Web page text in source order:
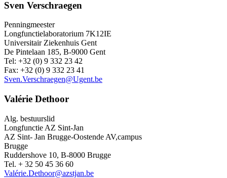
Sven Verschraegen
Penningmeester
Longfunctielaboratorium 7K12IE
Universitair Ziekenhuis Gent
De Pintelaan 185, B-9000 Gent
Tel: +32 (0) 9 332 23 42
Fax: +32 (0) 9 332 23 41
Sven.Verschraegen@Ugent.be
Valérie Dethoor
Alg. bestuurslid
Longfunctie AZ Sint-Jan
AZ Sint- Jan Brugge-Oostende AV,campus
Brugge
Ruddershove 10, B-8000 Brugge
Tel. + 32 50 45 36 60
Valérie.Dethoor@azstjan.be